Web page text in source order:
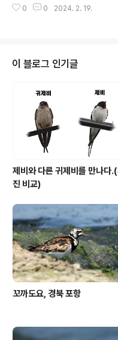
0mm, 산들강의 새이야기 & 새를 찍
0 0 2024. 2. 19.
이 블로그 인기글
제비와 다른 귀제비를 만나다
진 비교)
꼬까도요, 경북 포항